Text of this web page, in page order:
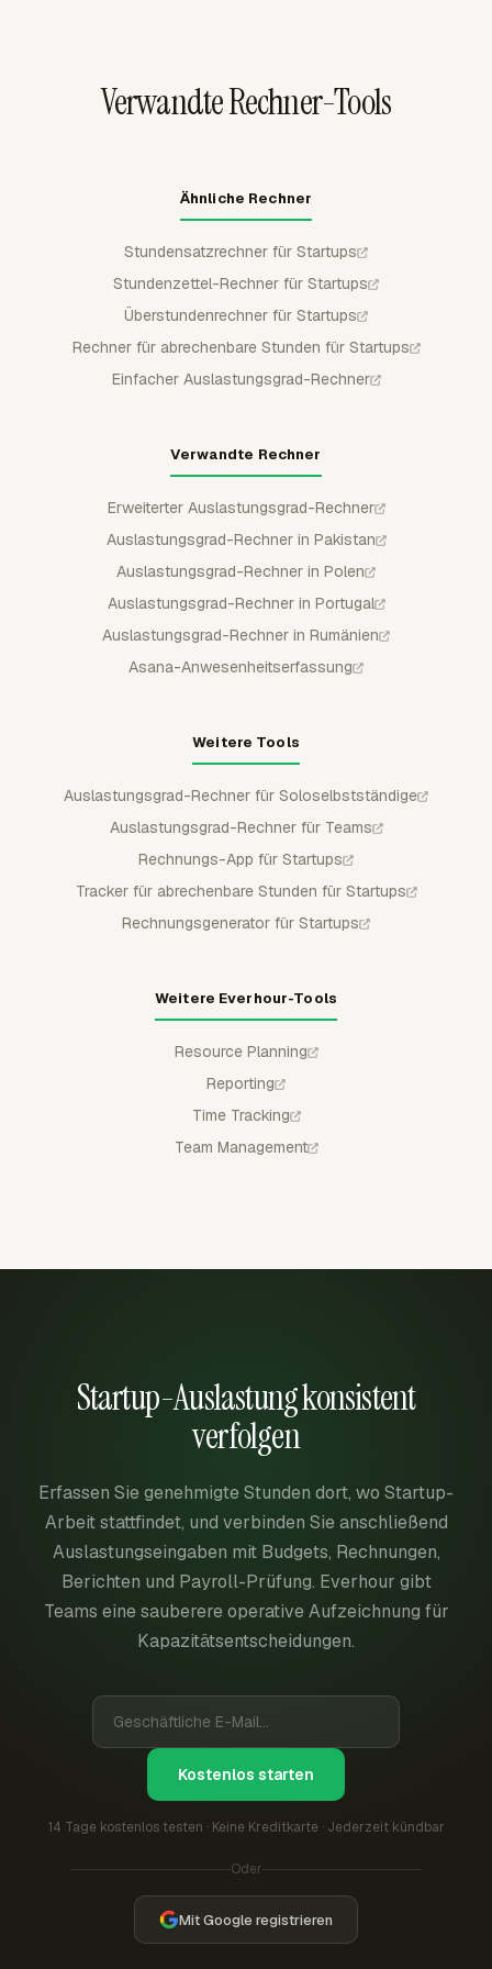
Verwandte Rechner-Tools
Ähnliche Rechner
Stundensatzrechner für Startups
Stundenzettel-Rechner für Startups
Überstundenrechner für Startups
Rechner für abrechenbare Stunden für Startups
Einfacher Auslastungsgrad-Rechner
Verwandte Rechner
Erweiterter Auslastungsgrad-Rechner
Auslastungsgrad-Rechner in Pakistan
Auslastungsgrad-Rechner in Polen
Auslastungsgrad-Rechner in Portugal
Auslastungsgrad-Rechner in Rumänien
Asana-Anwesenheitserfassung
Weitere Tools
Auslastungsgrad-Rechner für Soloselbstständige
Auslastungsgrad-Rechner für Teams
Rechnungs-App für Startups
Tracker für abrechenbare Stunden für Startups
Rechnungsgenerator für Startups
Weitere Everhour-Tools
Resource Planning
Reporting
Time Tracking
Team Management
Startup-Auslastung konsistent
verfolgen
Erfassen Sie genehmigte Stunden dort, wo Startup-
Arbeit stattfindet, und verbinden Sie anschließend
Auslastungseingaben mit Budgets, Rechnungen,
Berichten und Payroll-Prüfung. Everhour gibt
Teams eine sauberere operative Aufzeichnung für
Kapazitätsentscheidungen.
Kostenlos starten
14 Tage kostenlos testen · Keine Kreditkarte · Jederzeit kündbar
Oder
Mit Google registrieren